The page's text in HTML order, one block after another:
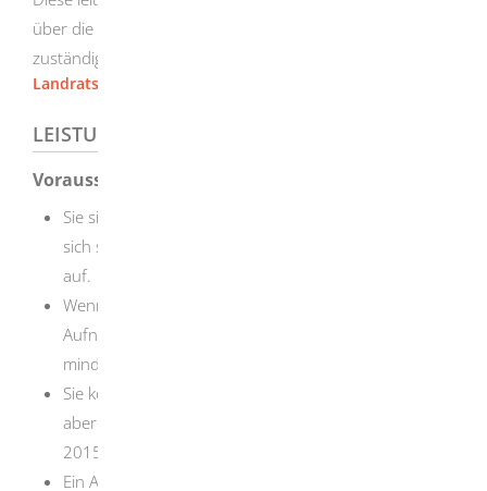
über die Erteilung einer Beschäftigungserlaubnis
zuständige Regierungspräsidium Karlsruhe weiter.
Landratsamt Heidenheim
LEISTUNGSDETAILS
Voraussetzungen
Sie sind im Besitz einer gültigen Duldung und halten
sich seit mindestens drei Monaten im Bundesgebiet
auf.
Wenn Sie verpflichtet sind, in einer
Aufnahmeeinrichtung zu wohnen, halten Sie sich seit
mindestens sechs Monaten im Bundesgebiet auf.
Sie kommen zwar aus einem sicheren Herkunftstaat,
aber haben ihren Asylantrag vor dem 31. August
2015 beziehungsweise. 30. August 2023 gestellt.
Ein Arbeitgeber hat Ihnen einen konkreten